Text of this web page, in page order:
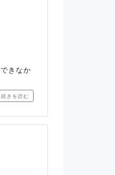
きなか
続きを読む